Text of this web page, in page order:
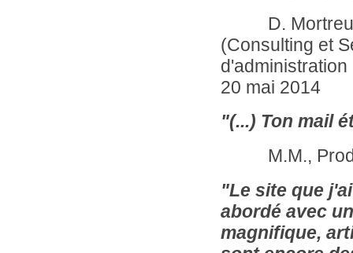
D. Mortreux,
(Consulting et
20 mai 2014
"(...) Ton mail
M.M.,
"Le site que
abordé avec
magnifique,